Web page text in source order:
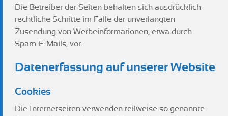
Die Betreiber der Seiten behalten sich ausdrücklich
rechtliche Schritte im Falle der unverlangten
Zusendung von Werbeinformationen, etwa durch
Spam-E-Mails, vor.
Datenerfassung auf unserer Website
Cookies
Die Internetseiten verwenden teilweise so genannte